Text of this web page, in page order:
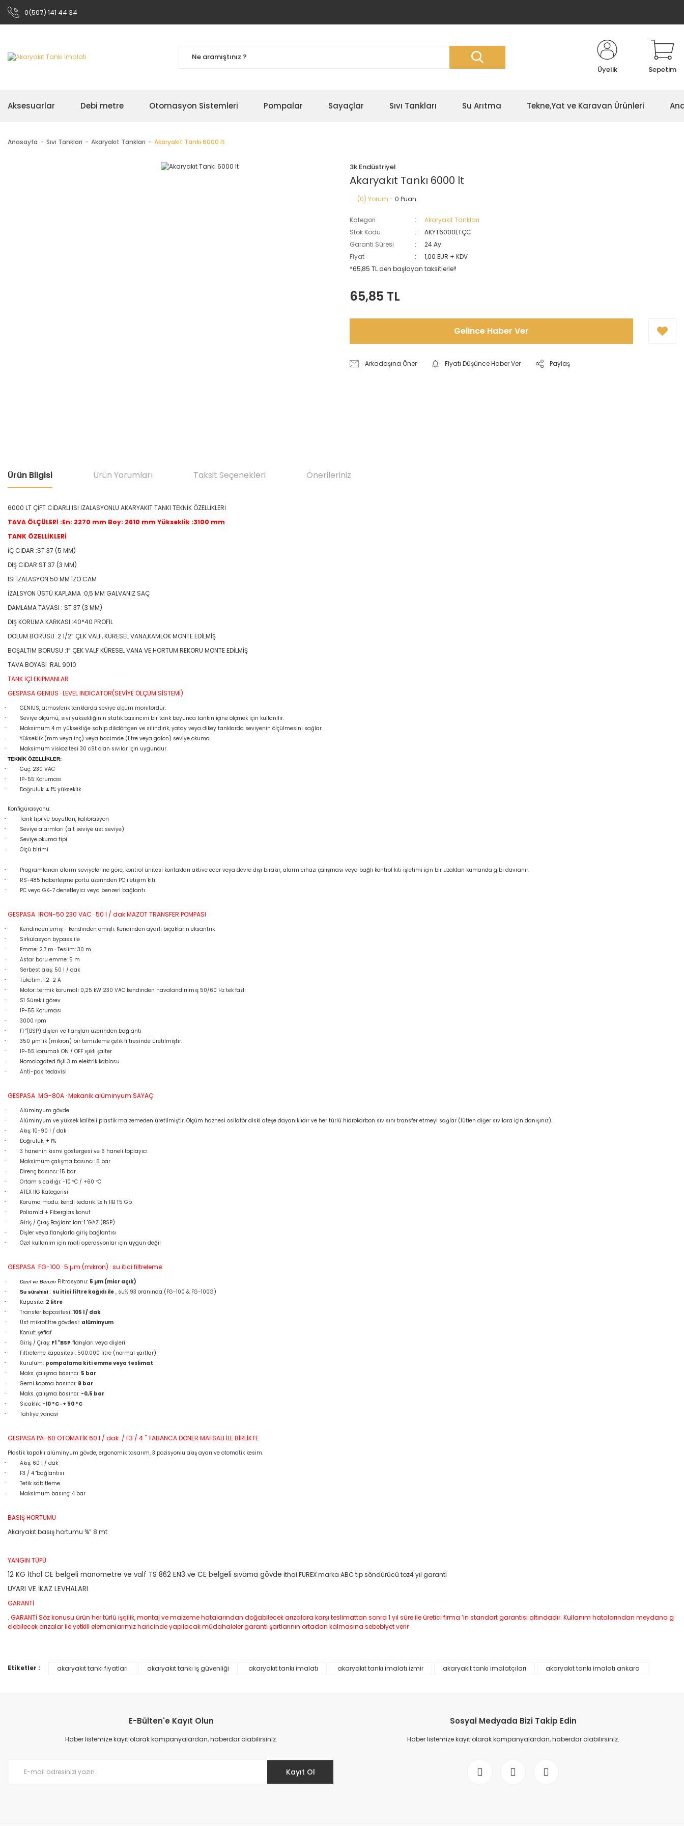
0(507) 141 44 34
Üyelik Sepetim
Aksesuarlar Debi metre Otomasyon Sistemleri Pompalar Sayaçlar Sıvı Tankları Su Arıtma Tekne,Yat ve Karavan Ürünleri
Anasayfa Sıvı Tankları Akaryakıt Tankları Akaryakıt Tankı 6000 lt
3k Endüstriyel
Akaryakıt Tankı 6000 lt
(0) Yorum - 0 Puan
Kategori
Akaryakıt Tankları
Stok Kodu
AKYT6000LTÇC
Garanti Süresi
24 Ay
Fiyat
1,00 EUR + KDV
*65,85 TL den başlayan taksitlerle!!
65,85 TL
Gelince Haber Ver
Arkadaşına Öner Fiyatı Düşünce Haber Ver Paylaş
Ürün Bilgisi Ürün Yorumları Taksit Seçenekleri Önerileriniz
6000 LT ÇİFT CİDARLI ISI İZALASYONLU AKARYAKIT TANKI TEKNİK ÖZELLİKLERİ
TAVA ÖLÇÜLERİ :En: 2270 mm Boy: 2610 mm Yükseklik :3100 mm
TANK ÖZELLİKLERİ
İÇ CİDAR :ST 37 (5 MM)
DIŞ CİDAR:ST 37 (3 MM)
ISI İZALASYON:50 MM İZO CAM
İZALSYON ÜSTÜ KAPLAMA :0,5 MM GALVANİZ SAÇ
DAMLAMA TAVASI : ST 37 (3 MM)
DIŞ KORUMA KARKASI :40*40 PROFİL
DOLUM BORUSU :2 1/2” ÇEK VALF, KÜRESEL VANA,KAMLOK MONTE EDİLMİŞ
BOŞALTIM BORUSU :1” ÇEK VALF KÜRESEL VANA VE HORTUM REKORU MONTE EDİLMİŞ
TAVA BOYASI :RAL 9010
TANK İÇİ EKİPMANLAR
GESPASA GENIUS · LEVEL INDICATOR(SEVİYE ÖLÇÜM SİSTEMİ)
·
GENIUS, atmosferik tanklarda seviye ölçüm monitördür.
·
Seviye ölçümü, sıvı yüksekliğinin statik basıncını bir tank boyunca tankın içine ölçmek için kullanılır.
·
Maksimum 4 m yüksekliğe sahip dikdörtgen ve silindirik, yatay veya dikey tanklarda seviyenin ölçülmesini sağlar.
·
Yükseklik (mm veya inç) veya hacimde (litre veya galon) seviye okuma
·
Maksimum viskozitesi 30 cSt olan sıvılar için uygundur.
TEKNİK ÖZELLİKLER:
·
Güç: 230 VAC
·
IP-55 Koruması
·
Doğruluk: ± 1% yükseklik
Konfigürasyonu:
·
Tank tipi ve boyutları, kalibrasyon
·
Seviye alarmları (alt seviye üst seviye)
·
Seviye okuma tipi
·
Ölçü birimi
·
Programlanan alarm seviyelerine göre, kontrol ünitesi kontakları aktive eder veya devre dışı bırakır, alarm cihazı çalışması veya bağlı kontrol kiti işletimi için bir uzaktan kumanda gibi davranır.
·
RS-485 haberleşme portu üzerinden PC iletişim kiti
·
PC veya GK-7 denetleyici veya benzeri bağlantı
GESPASA IRON-50 230 VAC · 50 l / dak MAZOT TRANSFER POMPASI
·
Kendinden emiş - kendinden emişli. Kendinden ayarlı bıçakların eksantrik
·
Sirkülasyon bypass ile
·
Emme: 2,7 m · Teslim: 30 m
·
Astar boru emme: 5 m
·
Serbest akış: 50 l / dak
·
Tüketim: 1.2-2 A
·
Motor: termik korumalı 0,25 kW 230 VAC kendinden havalandırılmış 50/60 Hz tek fazlı
·
S1 Sürekli görev
·
IP-55 Koruması
·
3000 rpm
·
F1 "(BSP) dişleri ve flanşları üzerinden bağlantı
·
350 µm'lik (mikron) bir temizleme çelik filtresinde üretilmiştir.
·
IP-55 korumalı ON / OFF ışıklı şalter
·
Homologated fişli 3 m elektrik kablosu
·
Anti-pas tedavisi
GESPASA MG-80A · Mekanik alüminyum SAYAÇ
·
Alüminyum gövde
·
Alüminyum ve yüksek kaliteli plastik malzemeden üretilmiştir. Ölçüm haznesi osilatör diski ateşe dayanıklıdır ve her türlü hidrokarbon sıvısını transfer etmeyi sağlar (lütfen diğer sıvılara için danışınız).
·
Akış: 10-90 l / dak
·
Doğruluk: ± 1%
·
3 hanenin kısmi göstergesi ve 6 haneli toplayıcı
·
Maksimum çalışma basıncı: 5 bar
·
Direnç basıncı: 15 bar
·
Ortam sıcaklığı: -10 ºC / +60 ºC
·
ATEX IIG Kategorisi
·
Koruma modu: kendi tedarik: Ex h IIB T5 Gb
·
Poliamid + Fiberglas konut
·
Giriş / Çıkış Bağlantıları: 1 "GAZ (BSP)
·
Dişler veya flanşlarla giriş bağlantısı
·
Özel kullanım için mali operasyonlar için uygun değil
GESPASA FG-100 · 5 µm (mikron) · su itici filtreleme
· Dizel ve Benzin Filtrasyonu: 5 µm (micr açık)
·
Su sürahisi : su itici filtre kağıdı ile , su% 93 oranında (FG-100 & FG-100G)
·
Kapasite: 2 litre
·
Transfer kapasitesi: 105 l / dak
·
Üst mikrofiltre gövdesi: alüminyum
·
Konut: şeffaf
·
Giriş / Çıkış: F1 "BSP flanşları veya dişleri
·
Filtreleme kapasitesi: 500.000 litre (normal şartlar)
·
Kurulum: pompalama kiti emme veya teslimat
·
Maks. çalışma basıncı: 5 bar
·
Gemi kopma basıncı: 8 bar
·
Maks. çalışma basıncı: -0,5 bar
·
Sıcaklık: -10 ºC · + 50 ºC
·
Tahliye vanası
GESPASA PA-60 OTOMATİK 60 l / dak. / F3 / 4 " TABANCA DÖNER MAFSALI İLE BİRLİKTE
Plastik kapaklı alüminyum gövde, ergonomik tasarım, 3 pozisyonlu akış ayarı ve otomatik kesim.
·
Akış: 60 l / dak
·
F3 / 4 "bağlantısı
·
Tetik sabitleme
·
Maksimum basınç: 4 bar
BASIŞ HORTUMU
Akaryakıt basış hortumu ¾” 8 mt
YANGIN TÜPÜ
12 KG İthal CE belgeli manometre ve valf TS 862 EN3 ve CE belgeli sıvama gövde İthal FUREX marka ABC tip söndürücü toz4 yıl garanti
UYARI VE İKAZ LEVHALARI
GARANTİ
. GARANTİ Söz konusu ürün her türlü işçilik, montaj ve malzeme hatalarından doğabilecek arızalara karşı teslimattan sonra 1 yıl süre ile üretici firma ’in standart garantisi altındadır. Kullanım hatalarından meydana g
elebilecek arızalar ile yetkili elemanlarımız haricinde yapılacak müdahaleler garanti şartlarının ortadan kalmasına sebebiyet verir
Bu ürünün fiyat bilgisi, resim, ürün açıklamalarında ve diğer konularda yetersiz gördüğünüz noktaları öneri formunu kullanarak tarafımıza iletebilirsiniz.
Ürün açıklamasında eksik bilgiler bulunuyor.
Ürün bilgilerinde hatalar bulunuyor.
Etiketler : akaryakıt tankı fiyatları akaryakıt tankı iş güvenliği akaryakıt tankı imalatı akaryakıt tankı imalatı izmir akaryakıt tankı imalatçıları akaryakıt tankı imalatı ankara
E-Bülten'e Kayıt Olun
Haber listemize kayıt olarak kampanyalardan, haberdar olabilirsiniz.
Kayıt Ol
Sosyal Medyada Bizi Takip Edin
Haber listemize kayıt olarak kampanyalardan, haberdar olabilirsiniz.